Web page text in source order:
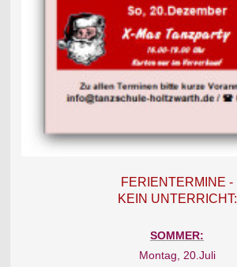
FERIENTERMINE -
KEIN UNTERRICHT:
SOMMER:
Montag, 20.Juli